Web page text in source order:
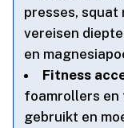
presses, squat
vereisen
en
Fitness
foamrollers en
gebruikt en